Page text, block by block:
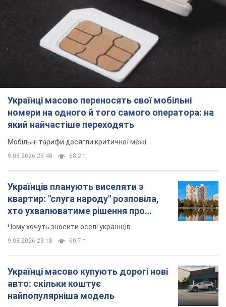
Українці масово переносять свої мобільні
номери на одного й того самого оператора: на
який найчастіше переходять
Мобільні тарифи досягли критичної межі
9.08.2026 23:48 68,2 т.
Українців планують виселяти з
квартир: "слуга народу" розповіла,
хто ухвалюватиме рішення про
знесення будинків
Чому хочуть зносити оселі українців
9.08.2026 23:18 60,7 т.
Українці масово купують дорогі нові
авто: скільки коштує
найпопулярніша модель